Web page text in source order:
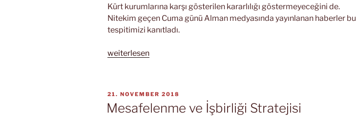
Kürt kurumlarına karşı gösterilen kararlılığı göstermeyeceğini de.
Nitekim geçen Cuma günü Alman medyasında yayınlanan haberler bu
tespitimizi kanıtladı.
„Şartlı
weiterlesen
VERÖFFENTLICHT
AM
21. NOVEMBER 2018
Mesafelenme ve İşbirliği Stratejisi